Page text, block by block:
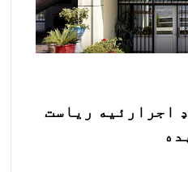
اجرارئيه ریاست